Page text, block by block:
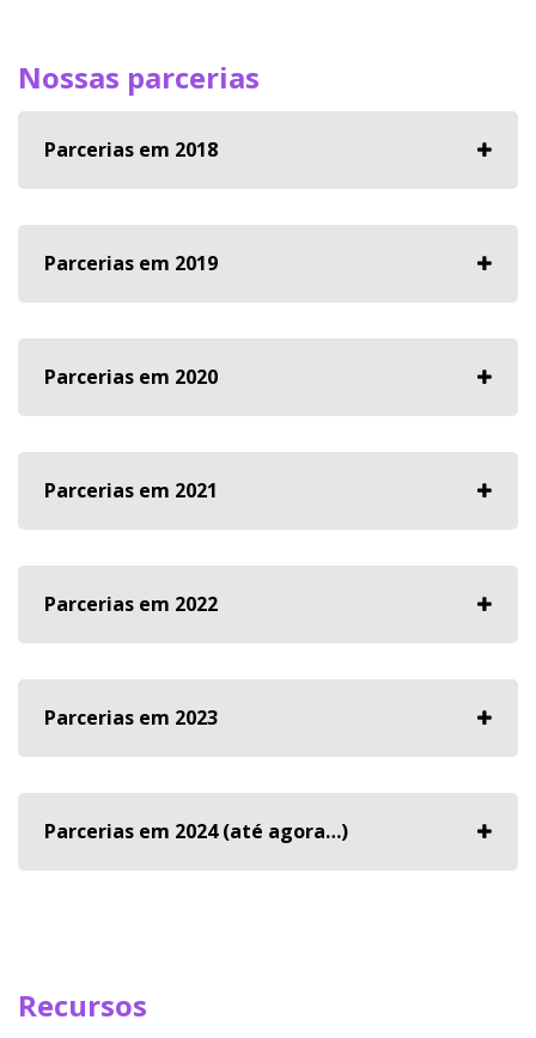
Nossas parcerias
Parcerias em 2018
Parcerias em 2019
Parcerias em 2020
Parcerias em 2021
Parcerias em 2022
Parcerias em 2023
Parcerias em 2024 (até agora…)
Recursos